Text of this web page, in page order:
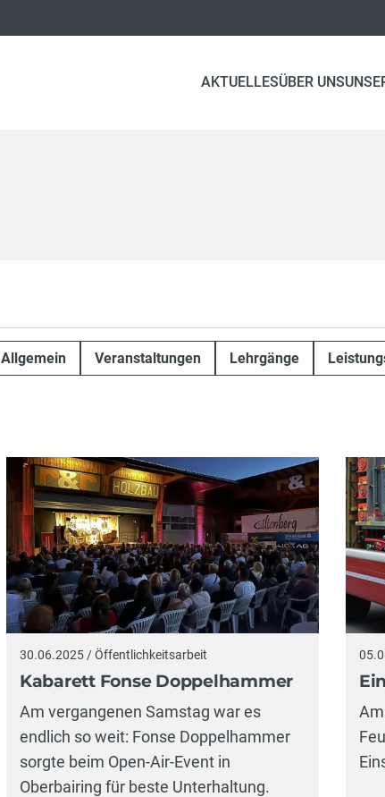
AKTUELLESÜBER UNS
Allgemein Veranstaltungen Lehrgänge
30.06.2025 / Öffentlichkeitsarbeit
Kabarett Fonse Doppelhammer
Am vergangenen Samstag war es
endlich so weit: Fonse Doppelhammer
sorgte beim Open-Air-Event in
Oberbairing für beste Unterhaltung.